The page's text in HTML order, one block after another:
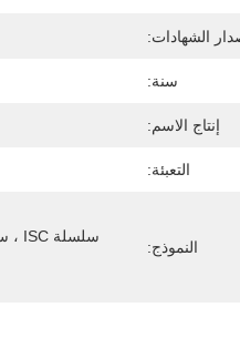
الشهادات:
سنة:
إنتاج الاسم:
التعبئة:
النموذج: